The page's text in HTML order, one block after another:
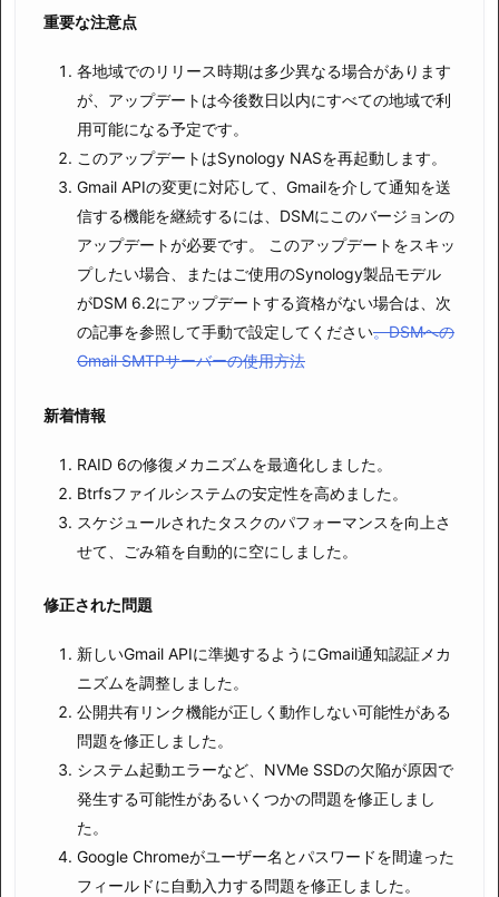
重要な注意点
各地域でのリリース時期は多少異なる場合があります
が、アップデートは今後数日以内にすべての地域で利
用可能になる予定です。
このアップデートはSynology NASを再起動します。
Gmail APIの変更に対応して、Gmailを介して通知を送
信する機能を継続するには、DSMにこのバージョンの
アップデートが必要です。
このアップデートをスキッ
プしたい場合、またはご使用のSynology製品モデル
がDSM 6.2にアップデートする資格がない場合は、次
の記事を参照して手動で設定してください。DSMへの
Gmail SMTPサーバーの使用方法
新着情報
RAID 6の修復メカニズムを最適化しました。
Btrfsファイルシステムの安定性を高めました。
スケジュールされたタスクのパフォーマンスを向上さ
せて、ごみ箱を自動的に空にしました。
修正された問題
新しいGmail APIに準拠するようにGmail通知認証メカ
ニズムを調整しました。
公開共有リンク機能が正しく動作しない可能性がある
問題を修正しました。
システム起動エラーなど、NVMe SSDの欠陥が原因で
発生する可能性があるいくつかの問題を修正しまし
た。
Google Chromeがユーザー名とパスワードを間違った
フィールドに自動入力する問題を修正しました。